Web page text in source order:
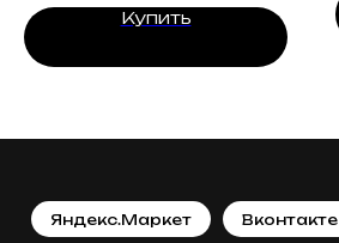
Купить
Яндекс.Маркет Вконтакте